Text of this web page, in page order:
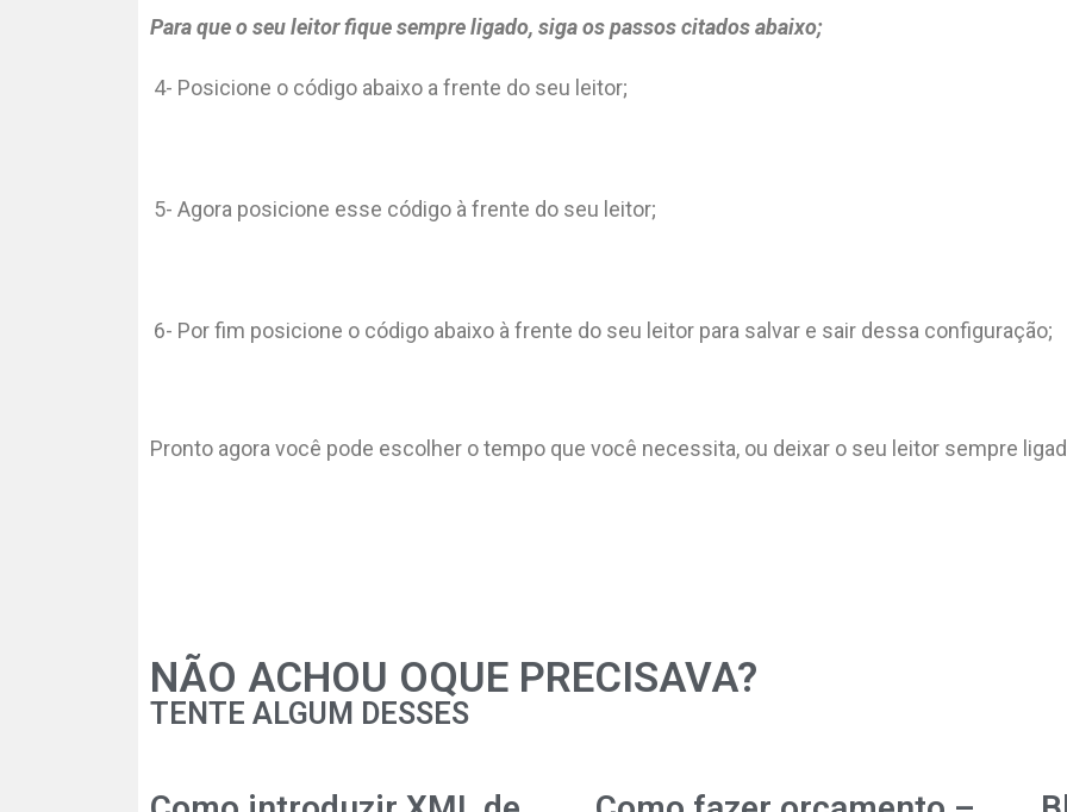
Para que o seu leitor fique sempre ligado, siga os passos citados abaixo;
4- Posicione o código abaixo a frente do seu leitor;
5- Agora posicione esse código à frente do seu leitor;
6- Por fim posicione o código abaixo à frente do seu leitor para salvar e sair dessa configuração;
Pronto agora você pode escolher o tempo que você necessita, ou deixar o seu leitor sempre
NÃO ACHOU OQUE PRECISAVA?
TENTE ALGUM DESSES